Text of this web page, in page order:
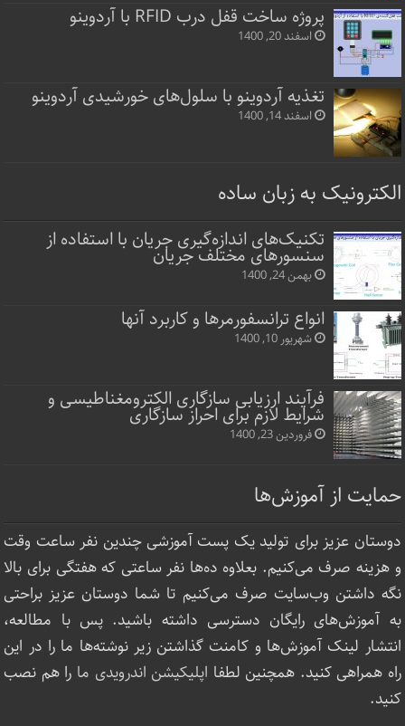
پروژه ساخت قفل‌ درب RFID با آردوینو
اسفند 20, 1400
تغذیه آردوینو با سلول‌های خورشیدی آردوینو
اسفند 14, 1400
الکترونیک به زبان ساده
تکنیک‌های اندازه‌گیری جریان با استفاده از
سنسورهای مختلف جریان
بهمن 24, 1400
انواع ترانسفورمرها و کاربرد آنها
شهریور 10, 1400
فرآیند ارزیابی سازگاری الکترومغناطیسی و
شرایط لازم برای احراز سازگاری
فروردین 23, 1400
حمایت از آموزش‌ها
دوستان عزیز برای تولید یک پست آموزشی چندین نفر ساعت‌ وقت
و هزینه صرف می‌کنیم. بعلاوه ده‌ها نفر ساعتی که هفتگی برای بالا
نگه داشتن وب‌سایت صرف ‌می‌کنیم تا شما دوستان عزیز براحتی
به آموزش‌های رایگان دسترسی داشته باشید. پس با مطالعه،
انتشار لینک‌ آموزش‌ها و کامنت گذاشتن زیر نوشته‌‌ها ما را در این
راه همراهی کنید. همچنین لطفا اپلیکیشن اندرویدی ما را هم نصب
کنید.